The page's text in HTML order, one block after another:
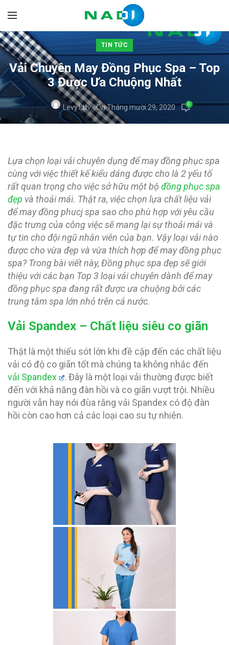
TIN TỨC
Vải Chuyên May Đồng Phục Spa – Top
3 Được Ưa Chuộng Nhất
Levy.lttv On Tháng mười 29, 2020 0
Lựa chọn loại vải chuyên dụng để may đồng phục spa
cùng với việc thiết kế kiểu dáng được cho là 2 yếu tố
rất quan trọng cho việc sở hữu một bộ đồng phục spa
đẹp và thoải mái. Thật ra, việc chọn lựa chất liệu vải
để may đồng phucj spa sao cho phù hợp với yêu cầu
đặc trưng của công việc sẽ mang lại sự thoải mái và
tự tin cho đội ngũ nhân viên của bạn. Vậy loại vải nào
được cho vừa đẹp và vừa thích hợp để may đồng phục
spa? Trong bài viết này, Đồng phục spa đẹp sẽ giới
thiệu với các bạn Top 3 loại vải chuyên dành để may
đồng phục spa đang rất được ưa chuộng bởi các
trung tâm spa lớn nhỏ trên cả nước.
Vải Spandex – Chất liệu siêu co giãn
Thật là một thiếu sót lớn khi đề cập đến các chất liệu
vải có độ co giãn tốt mà chúng ta không nhắc đến
vải Spandex
. Đây là một loại vải thường được biết
đến với khả năng đàn hồi và co giãn vượt trội. Nhiều
người vẫn hay nói đùa rằng vải Spandex có độ đàn
hồi còn cao hơn cả các loại cao su tự nhiên.